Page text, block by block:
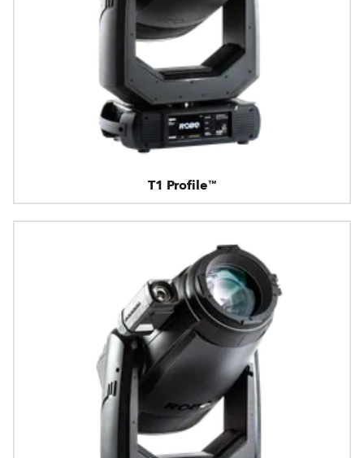
T1 Profile™